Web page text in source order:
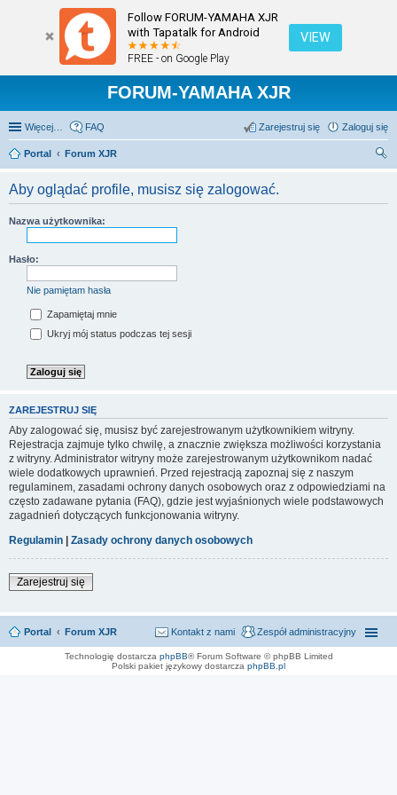
Follow FORUM-YAMAHA XJR
with Tapatalk for Android
FREE - on Google Play
VIEW
FORUM-YAMAHA XJR
Więcej… FAQ Zaloguj się
Zarejestruj się
Portal
Forum XJR
Aby oglądać profile, musisz się zalogować.
Nazwa użytkownika:
Hasło:
Nie pamiętam hasła
Zapamiętaj mnie
Ukryj mój status podczas tej sesji
ZAREJESTRUJ SIĘ
Aby zalogować się, musisz być zarejestrowanym użytkownikiem witryny.
Rejestracja zajmuje tylko chwilę, a znacznie zwiększa możliwości korzystania
z witryny. Administrator witryny może zarejestrowanym użytkownikom nadać
wiele dodatkowych uprawnień. Przed rejestracją zapoznaj się z naszym
regulaminem, zasadami ochrony danych osobowych oraz z odpowiedziami na
często zadawane pytania (FAQ), gdzie jest wyjaśnionych wiele podstawowych
zagadnień dotyczących funkcjonowania witryny.
Regulamin
Zasady ochrony danych osobowych
Zarejestruj się
Portal Forum XJR Zespół administracyjny
Kontakt z nami
Technologię dostarcza phpBB® Forum Software © phpBB Limited
Polski pakiet językowy dostarcza phpBB.pl